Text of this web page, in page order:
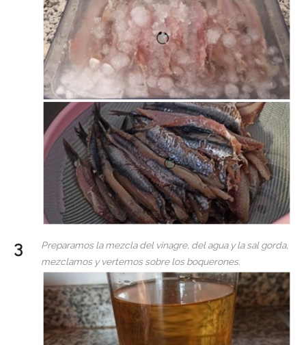
Preparamos la mezcla del vinagre, del agua y la sal gorda,
mezclamos y vertemos sobre los boquerones.